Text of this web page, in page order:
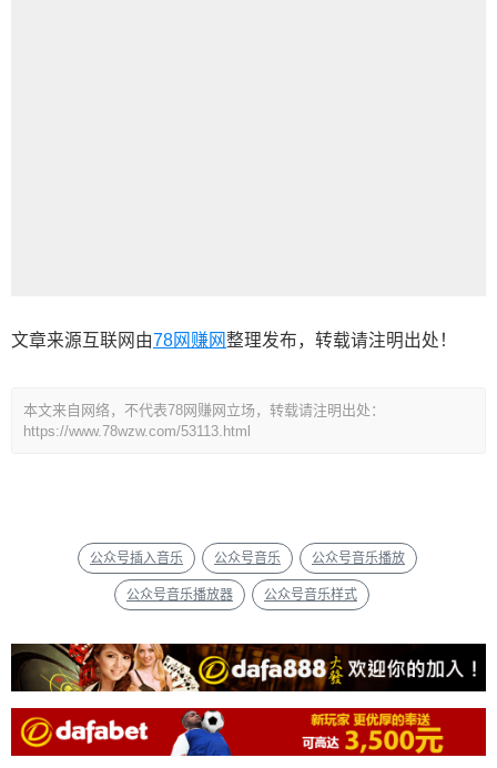
文章来源互联网由78网赚网整理发布，转载请注明出处！
本文来自网络，不代表78网赚网立场，转载请注明出处：
https://www.78wzw.com/53113.html
公众号插入音乐 公众号音乐 公众号音乐播放
公众号音乐播放器 公众号音乐样式